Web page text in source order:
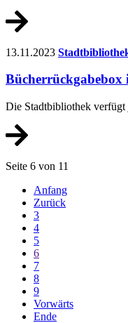
13.11.2023
Die Stadtbibliothek verfügt
Seite 6 von 11
Anfang
Zurück
3
4
5
6
7
8
9
Vorwärts
Ende